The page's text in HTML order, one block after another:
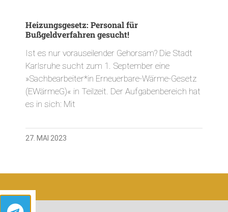
Heizungsgesetz: Personal für
Bußgeldverfahren gesucht!
Ist es nur vorauseilender Gehorsam? Die Stadt
Karlsruhe sucht zum 1. September eine
»Sachbearbeiter*in Erneuerbare-Wärme-Gesetz
(EWärmeG)« in Teilzeit. Der Aufgabenbereich hat
es in sich: Mit
27. MAI 2023